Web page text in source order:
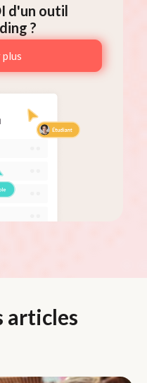
d'un outil
?
plus
articles